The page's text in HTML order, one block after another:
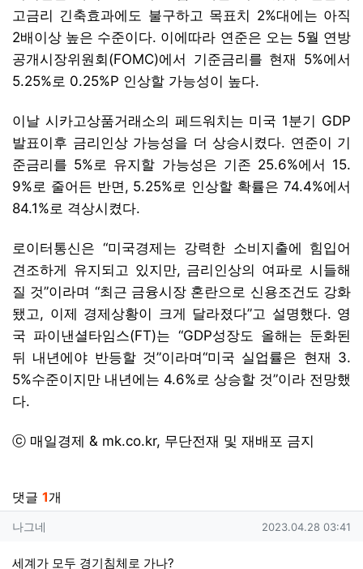
고금리 긴축효과에도 불구하고 목표치 2%대에는 아직
2배이상 높은 수준이다. 이에따라 연준은 오는 5월 연방
공개시장위원회(FOMC)에서 기준금리를 현재 5%에서
5.25%로 0.25%P 인상할 가능성이 높다.
이날 시카고상품거래소의 페드워치는 미국 1분기 GDP
발표이후 금리인상 가능성을 더 상승시켰다. 연준이 기
준금리를 5%로 유지할 가능성은 기존 25.6%에서 15.
9%로 줄어든 반면, 5.25%로 인상할 확률은 74.4%에서
84.1%로 격상시켰다.
로이터통신은 “미국경제는 강력한 소비지출에 힘입어
견조하게 유지되고 있지만, 금리인상의 여파로 시들해
질 것”이라며 “최근 금융시장 혼란으로 신용조건도 강화
됐고, 이제 경제상황이 크게 달라졌다”고 설명했다. 영
국 파이낸셜타임스(FT)는 “GDP성장도 올해는 둔화된
뒤 내년에야 반등할 것”이라며“미국 실업률은 현재 3.
5%수준이지만 내년에는 4.6%로 상승할 것”이라 전망했
다.
ⓒ 매일경제 & mk.co.kr, 무단전재 및 재배포 금지
댓글 1개
나그네님의 댓글
나그네 작성일
2023.04.28 03:41
세계가 모두 경기침체로 가나?